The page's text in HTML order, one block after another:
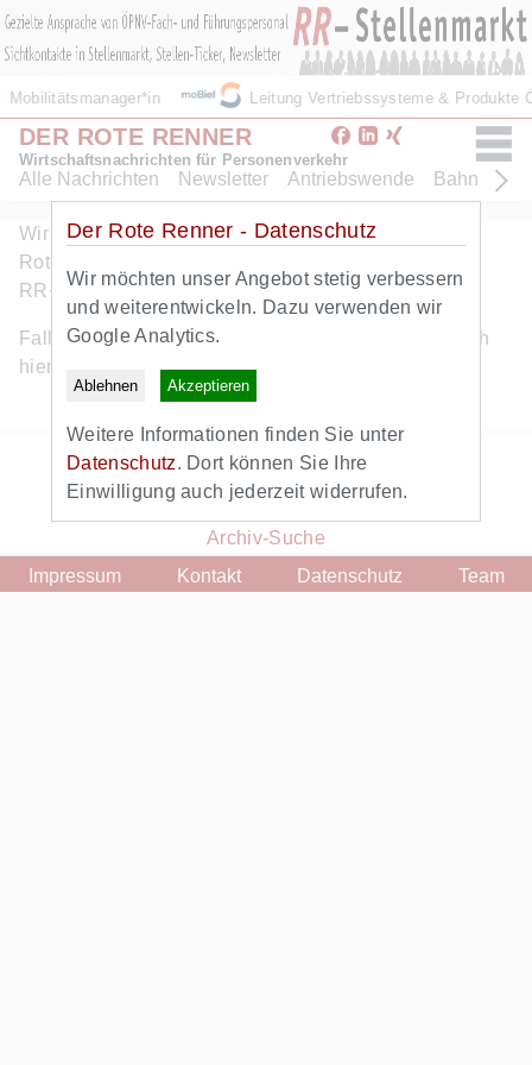
Mobilitätsmanager*in Leitung Vertriebssysteme & Produkte
DER ROTE RENNER
Wirtschaftsnachrichten für Personenverkehr
Alle Nachrichten Newsletter Antriebswende Bahn
Der Rote Renner - Datenschutz
Wir möchten unser Angebot stetig verbessern
und weiterentwickeln. Dazu verwenden wir
Google Analytics.
Ablehnen Akzeptieren
Weitere Informationen finden Sie unter
Datenschutz. Dort können Sie Ihre
Einwilligung auch jederzeit widerrufen.
Wir freuen uns ueber Ihr Interesse am Angebot des
Roten Renners. Dieser Artikel ist eine Leistung von
RR+. Hier geht es zumkostenlosen RR+ Probeabo
Falls Sie bereits RR+ Abonnent sind, können Sie sich
hier
Zurück zur Startseite
Zum Newsletter
Archiv-Suche
Impressum
Kontakt Datenschutz Team